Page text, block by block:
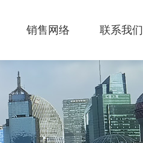
销售网络 联系我们